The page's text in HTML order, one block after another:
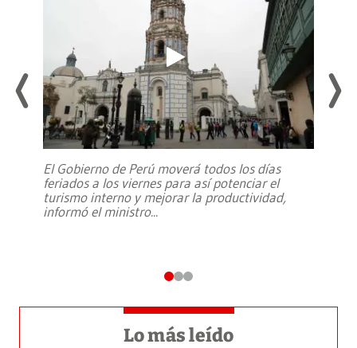
El Gobierno de Perú moverá todos los días
feriados a los viernes para así potenciar el
turismo interno y mejorar la productividad,
informó el ministro...
Lo más leído